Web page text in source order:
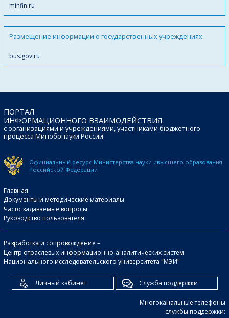
minfin.ru
Размещение информации о государственных учреждениях
bus.gov.ru
ПОРТАЛ
ИНФОРМАЦИОННОГО ВЗАИМОДЕЙСТВИЯ
с организациями и учреждениями, участниками бюджетного
процесса Минобрнауки России
Официальный ресурс Министерства науки ивысшего образования
Российской Федерации
Главная
Документы и методические материалы
Часто задаваемые вопросы
Руководство пользователя
Разработка и сопровождение –
Центр отраслевых информационно-аналитических систем
Национального исследовательского университета "МЭИ"
Личный кабинет Служба поддержки
Многоканальные телефоны
службы поддержки: